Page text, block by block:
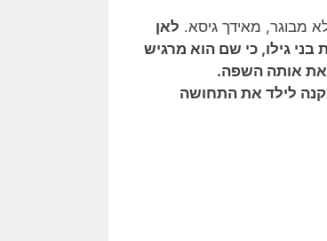
מבוגר, מאידך גיסא. לאן
גילו, כי שם הוא מרגיש
את אותה השפה.
מקנה לילד את התחושה